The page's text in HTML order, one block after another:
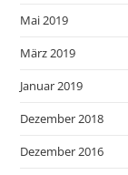
Mai 2019
März 2019
Januar 2019
Dezember 2018
Dezember 2016